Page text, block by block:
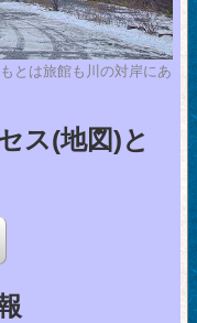
とは旅館も川の対岸にあ
ス(地図)と